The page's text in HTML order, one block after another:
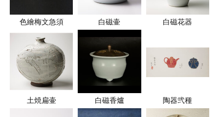
色繪梅文急須 白磁壷 白磁花器
土焼扁壷 白磁香爐 陶器弐種